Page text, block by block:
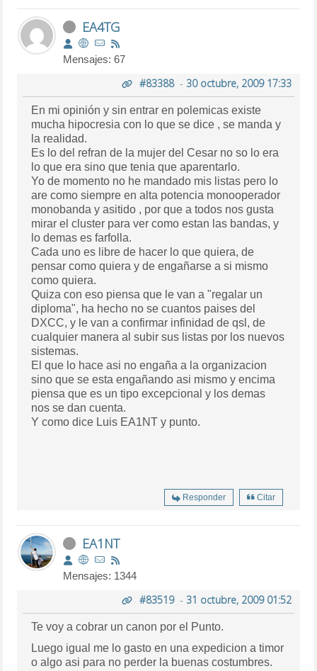
EA4TG
Mensajes: 67
#83388- 30 octubre, 2009 17:33
En mi opinión y sin entrar en polemicas existe
mucha hipocresia con lo que se dice , se manda y
la realidad.
Es lo del refran de la mujer del Cesar no so lo era
lo que era sino que tenia que aparentarlo.
Yo de momento no he mandado mis listas pero lo
are como siempre en alta potencia monooperador
monobanda y asitido , por que a todos nos gusta
mirar el cluster para ver como estan las bandas, y
lo demas es farfolla.
Cada uno es libre de hacer lo que quiera, de
pensar como quiera y de engañarse a si mismo
como quiera.
Quiza con eso piensa que le van a "regalar un
diploma", ha hecho no se cuantos paises del
DXCC, y le van a confirmar infinidad de qsl, de
cualquier manera al subir sus listas por los nuevos
sistemas.
El que lo hace asi no engaña a la organizacion
sino que se esta engañando asi mismo y encima
piensa que es un tipo excepcional y los demas
nos se dan cuenta.
Y como dice Luis EA1NT y punto.
Responder Citar
EA1NT
Mensajes: 1344
#83519- 31 octubre, 2009 01:52
Te voy a cobrar un canon por el Punto.
Luego igual me lo gasto en una expedicion a timor
o algo asi para no perder la buenas costumbres.